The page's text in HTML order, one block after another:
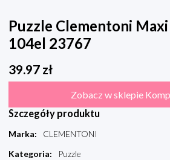
Puzzle Clementoni
104el 23767
39.97 zł
Zobacz w sklepie
Szczegóły produktu
Marka:
CLEMENTONI
Kategoria:
Puzzle